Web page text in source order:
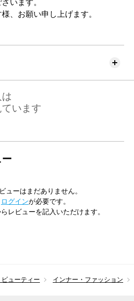
います。
、お願い申し上げます。
います
ューはまだありません。
ログインが必要です。
レビューを記入いただけます。
ューティー インナー・ファッション